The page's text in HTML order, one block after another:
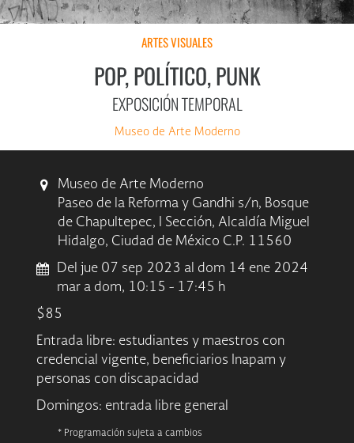
ARTES VISUALES
POP, POLÍTICO, PUNK
EXPOSICIÓN TEMPORAL
Museo de Arte Moderno
Museo de Arte Moderno
Paseo de la Reforma y Gandhi s/n, Bosque
de Chapultepec, I Sección, Alcaldía Miguel
Hidalgo, Ciudad de México C.P. 11560
Del jue 07 sep 2023 al dom 14 ene 2024
mar a dom, 10:15 - 17:45 h
$85
Entrada libre: estudiantes y maestros con
credencial vigente, beneficiarios Inapam y
personas con discapacidad
Domingos: entrada libre general
* Programación sujeta a cambios